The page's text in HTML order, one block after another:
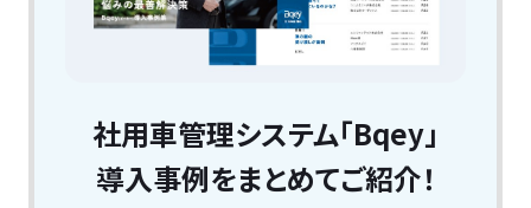
社用車管理システム「Bqey」
導入事例をまとめてご紹介！